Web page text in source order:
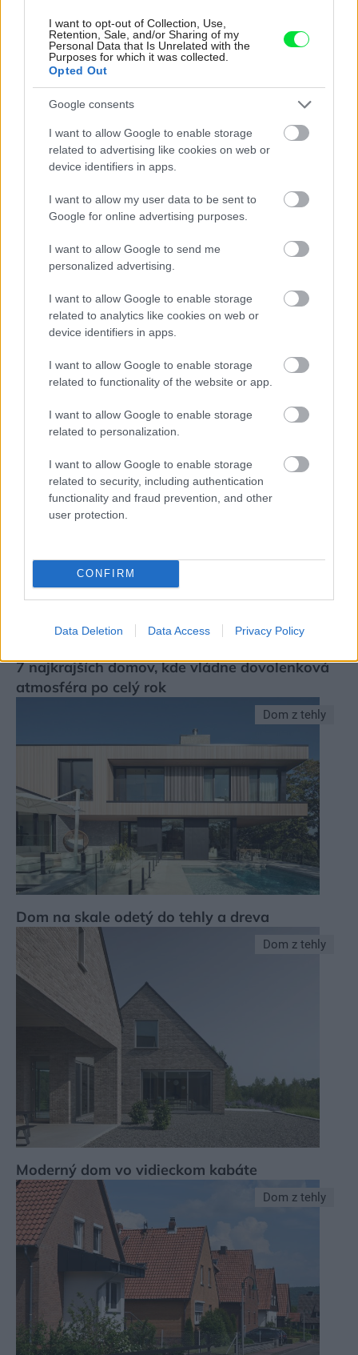
I want to opt-out of Collection, Use,
Retention, Sale, and/or Sharing of my
Personal Data that Is Unrelated with the
Purposes for which it was collected.
Opted Out
Google consents
I want to allow Google to enable storage
related to advertising like cookies on web or
device identifiers in apps.
I want to allow my user data to be sent to
Google for online advertising purposes.
I want to allow Google to send me
personalized advertising.
I want to allow Google to enable storage
related to analytics like cookies on web or
device identifiers in apps.
I want to allow Google to enable storage
related to functionality of the website or app.
I want to allow Google to enable storage
related to personalization.
I want to allow Google to enable storage
related to security, including authentication
functionality and fraud prevention, and other
user protection.
CONFIRM
Data Deletion Data Access Privacy Policy
Projekt rodinného domu SK home 2101
Dom z tehly
7 najkrajších domov, kde vládne dovolenková
atmosféra po celý rok
Dom z tehly
Dom na skale odetý do tehly a dreva
Dom z tehly
Moderný dom vo vidieckom kabáte
Dom z tehly